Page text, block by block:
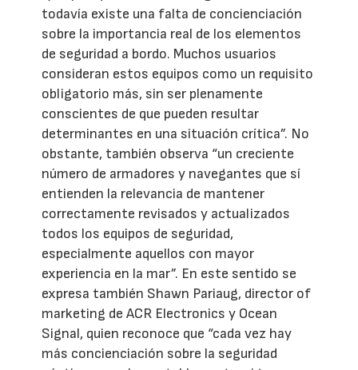
todavía existe una falta de concienciación
sobre la importancia real de los elementos
de seguridad a bordo. Muchos usuarios
consideran estos equipos como un requisito
obligatorio más, sin ser plenamente
conscientes de que pueden resultar
determinantes en una situación crítica”. No
obstante, también observa “un creciente
número de armadores y navegantes que sí
entienden la relevancia de mantener
correctamente revisados y actualizados
todos los equipos de seguridad,
especialmente aquellos con mayor
experiencia en la mar”. En este sentido se
expresa también Shawn Pariaug, director of
marketing de ACR Electronics y Ocean
Signal, quien reconoce que “cada vez hay
más concienciación sobre la seguridad